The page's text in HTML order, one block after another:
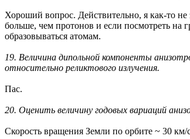
Хороший вопрос. Действительно, я как-то
больше, чем протонов и если посмотреть на
образовываться атомам.
19. Величина дипольной компоненты
относительно реликтового излучения.
Пас.
20. Оценить величину годовых вариаций
Скорость вращения Земли по орбите ~ 30